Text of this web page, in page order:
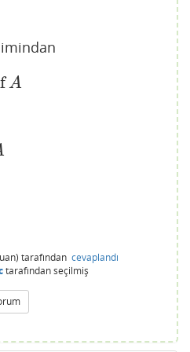
A
tarafından cevaplandı
tarafındanseçilmiş